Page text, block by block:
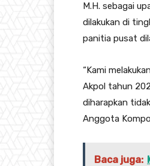
M.H. sebagai
dilakukan di
panitia pusat
“Kami
Akpol tahun
diharapkan
Anggota
Baca juga: